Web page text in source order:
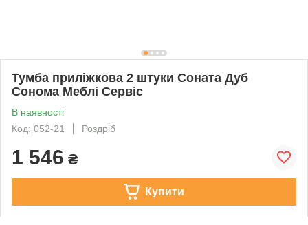
Тумба приліжкова 2 штуки Соната Дуб
Сонома Меблі Сервіс
В наявності
Код: 052-21
Роздріб
1 546 ₴
Купити